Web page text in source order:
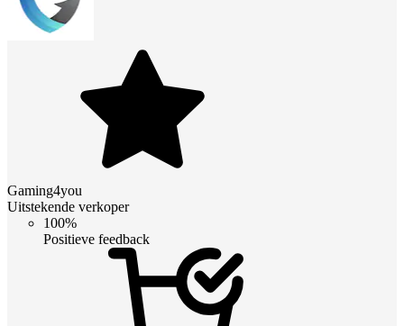
Gaming4you
Uitstekende verkoper
100%
Positieve feedback